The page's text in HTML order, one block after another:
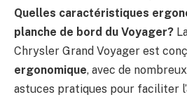
Quelles caractéristiques
planche de bord du Voyager?
Chrysler Grand Voyager est
ergonomique, avec de
astuces pratiques pour faciliter